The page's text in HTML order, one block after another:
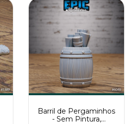
Barril de Pergaminhos
- Sem Pintura,